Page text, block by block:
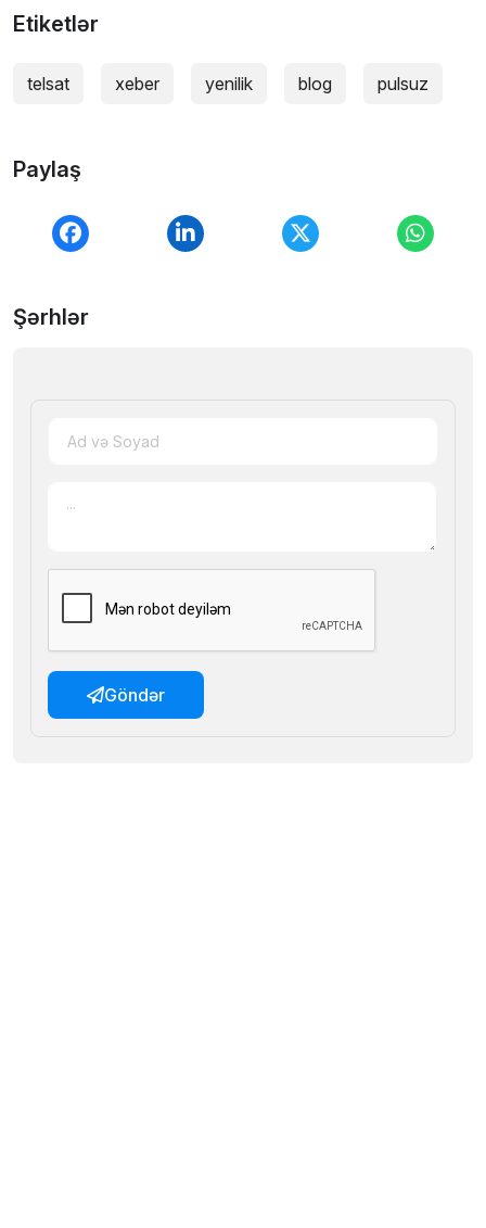
Etiketlər
telsat xeber yenilik blog pulsuz
Paylaş
Şərhlər
Göndər